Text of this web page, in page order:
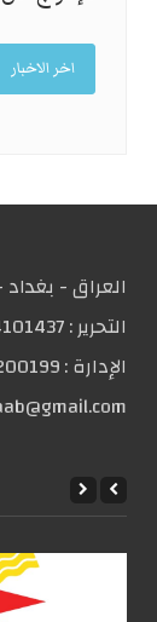
اخر الاخبار
العراق -
التحریر :
الإدارة :